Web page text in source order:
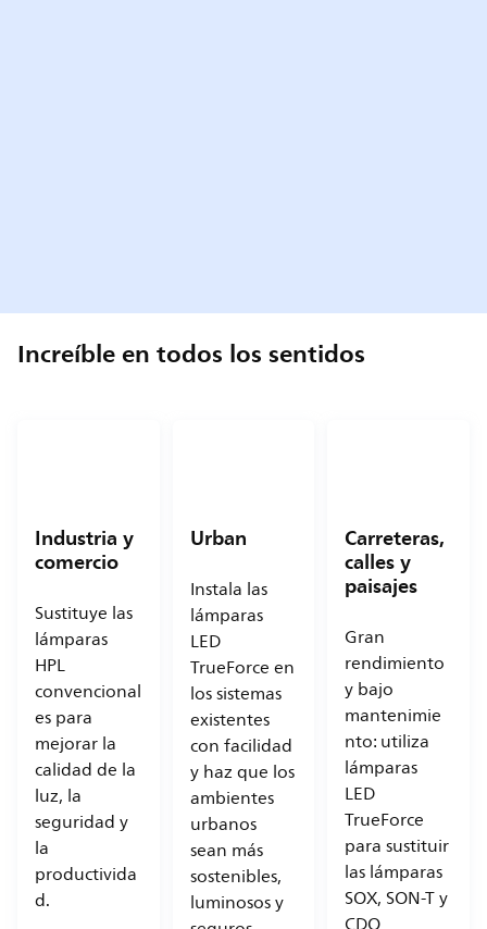
Increíble en todos los sentidos
Industria y
comercio
Sustituye las
lámparas
HPL
convencional
es para
mejorar la
calidad de la
luz, la
seguridad y
la
productivida
d.
Urban
Instala las
lámparas
LED
TrueForce en
los sistemas
existentes
con facilidad
y haz que los
ambientes
urbanos
sean más
sostenibles,
luminosos y
Carreteras,
calles y
paisajes
Gran
rendimiento
y bajo
mantenimie
nto: utiliza
lámparas
LED
TrueForce
para sustituir
las lámparas
SOX, SON-T y